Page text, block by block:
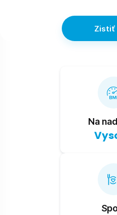
Zistiť
Na